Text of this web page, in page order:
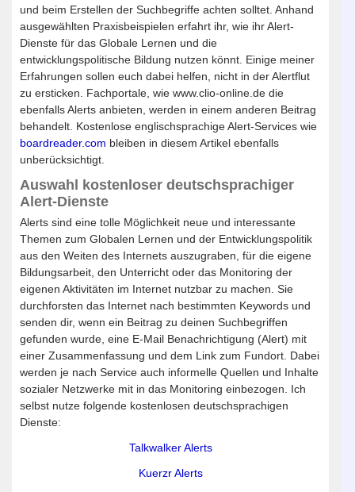
und beim Erstellen der Suchbegriffe achten solltet. Anhand
ausgewählten Praxisbeispielen erfahrt ihr, wie ihr Alert-
Dienste für das Globale Lernen und die
entwicklungspolitische Bildung nutzen könnt. Einige meiner
Erfahrungen sollen euch dabei helfen, nicht in der Alertflut
zu ersticken. Fachportale, wie www.clio-online.de die
ebenfalls Alerts anbieten, werden in einem anderen Beitrag
behandelt. Kostenlose englischsprachige Alert-Services wie
boardreader.com bleiben in diesem Artikel ebenfalls
unberücksichtigt.
Auswahl kostenloser deutschsprachiger
Alert-Dienste
Alerts sind eine tolle Möglichkeit neue und interessante
Themen zum Globalen Lernen und der Entwicklungspolitik
aus den Weiten des Internets auszugraben, für die eigene
Bildungsarbeit, den Unterricht oder das Monitoring der
eigenen Aktivitäten im Internet nutzbar zu machen. Sie
durchforsten das Internet nach bestimmten Keywords und
senden dir, wenn ein Beitrag zu deinen Suchbegriffen
gefunden wurde, eine E-Mail Benachrichtigung (Alert) mit
einer Zusammenfassung und dem Link zum Fundort. Dabei
werden je nach Service auch informelle Quellen und Inhalte
sozialer Netzwerke mit in das Monitoring einbezogen. Ich
selbst nutze folgende kostenlosen deutschsprachigen
Dienste:
Talkwalker Alerts
Kuerzr Alerts